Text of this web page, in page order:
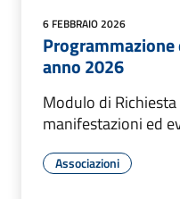
6 FEBBRAIO 2026
anno 2026
Modulo di
manifestazioni ed
Associazioni